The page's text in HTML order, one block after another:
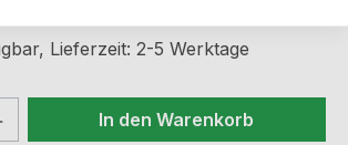
Lieferzeit: 2-5 Werktage
Gib den
In den Warenkorb